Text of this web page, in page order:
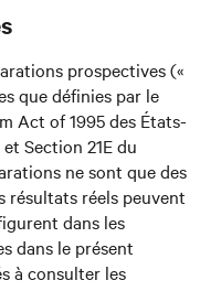
prospectives («
que définies par le
Act of 1995 des États-
Section 21E du
ne sont que des
résultats réels peuvent
dans les
dans le présent
à consulter les